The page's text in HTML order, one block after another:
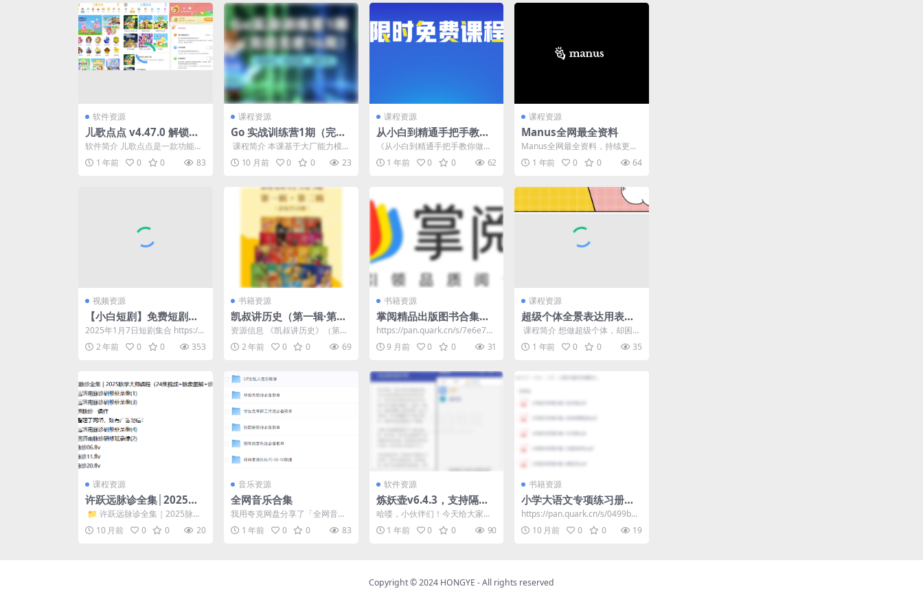
软件资源
儿歌点点 v4.47.0 解锁会
员
软件简介 儿歌点点是一款功能强
大的儿童启蒙学习软件，为孩子
们提供了丰富多彩的儿歌...
1 年前 0 0 83
课程资源
Go 实战训练营1期（完结
无密16周）
​ 课程简介 本课基于大厂能力模
型，结合实战项目，构建Go实战
能力，以掌握&nb...
10 月前 0 0 23
课程资源
从小白到精通手把手教你
做跨境
《从小白到精通手把手教你做跨
境》课程专为跨境电商新手设
计，系统讲解跨境电商的运营...
1 年前 0 0 62
课程资源
Manus全网最全资料
Manus全网最全资料，持续更新
中，收藏这一个就够了 资源链
接： https:/...
1 年前 0 0 64
视频资源
【小白短剧】免费短剧分
享2025年1月7日
2025年1月7日短剧集合 https://p
an.quark.cn/s/21f...
2 年前 0 0 353
书籍资源
凯叔讲历史（第一辑·第二
辑）（套装共18册）青少
年推荐读物
资源信息 《凯叔讲历史》（第一
辑·第二辑）（套装共18册）是一
套专为青少年打造的...
2 年前 0 0 69
书籍资源
掌阅精品出版图书合集，3
600册经典电子书尽在掌
握
https://pan.quark.cn/s/7e6e72a
0e911​
9 月前 0 0 31
课程资源
超级个体全景表达用表格
拿结果
​ 课程简介 想做超级个体，却困于
表达与结果获取？ 这门课来帮
你！ 课程以全景视...
1 年前 0 0 35
课程资源
许跃远脉诊全集│2025脉
学大师课程（24集视频
+脉象图解+诊断技巧)
​ 📁 许跃远脉诊全集｜2025脉学
大师课程（24集视频+脉象图解
+诊断技巧） ...
10 月前 0 0 20
音乐资源
全网音乐合集
我用夸克网盘分享了「全网音乐
合集」，点击链接即可保存。打
开「夸克APP」，无需下...
1 年前 0 0 83
软件资源
炼妖壶v6.4.3，支持隔离
应用/克隆应用/冻结打包
应用等
哈喽，小伙伴们！今天给大家带
来一款超实用的神器，它不仅能
解决你对第三方软件安全性...
1 年前 0 0 90
书籍资源
小学大语文专项练习册，
阅读理解+写作训练+基础
知识全突破
https://pan.quark.cn/s/0499b6a
ef0a2
10 月前 0 0 19
Copyright © 2024 HONGYE - All rights reserved